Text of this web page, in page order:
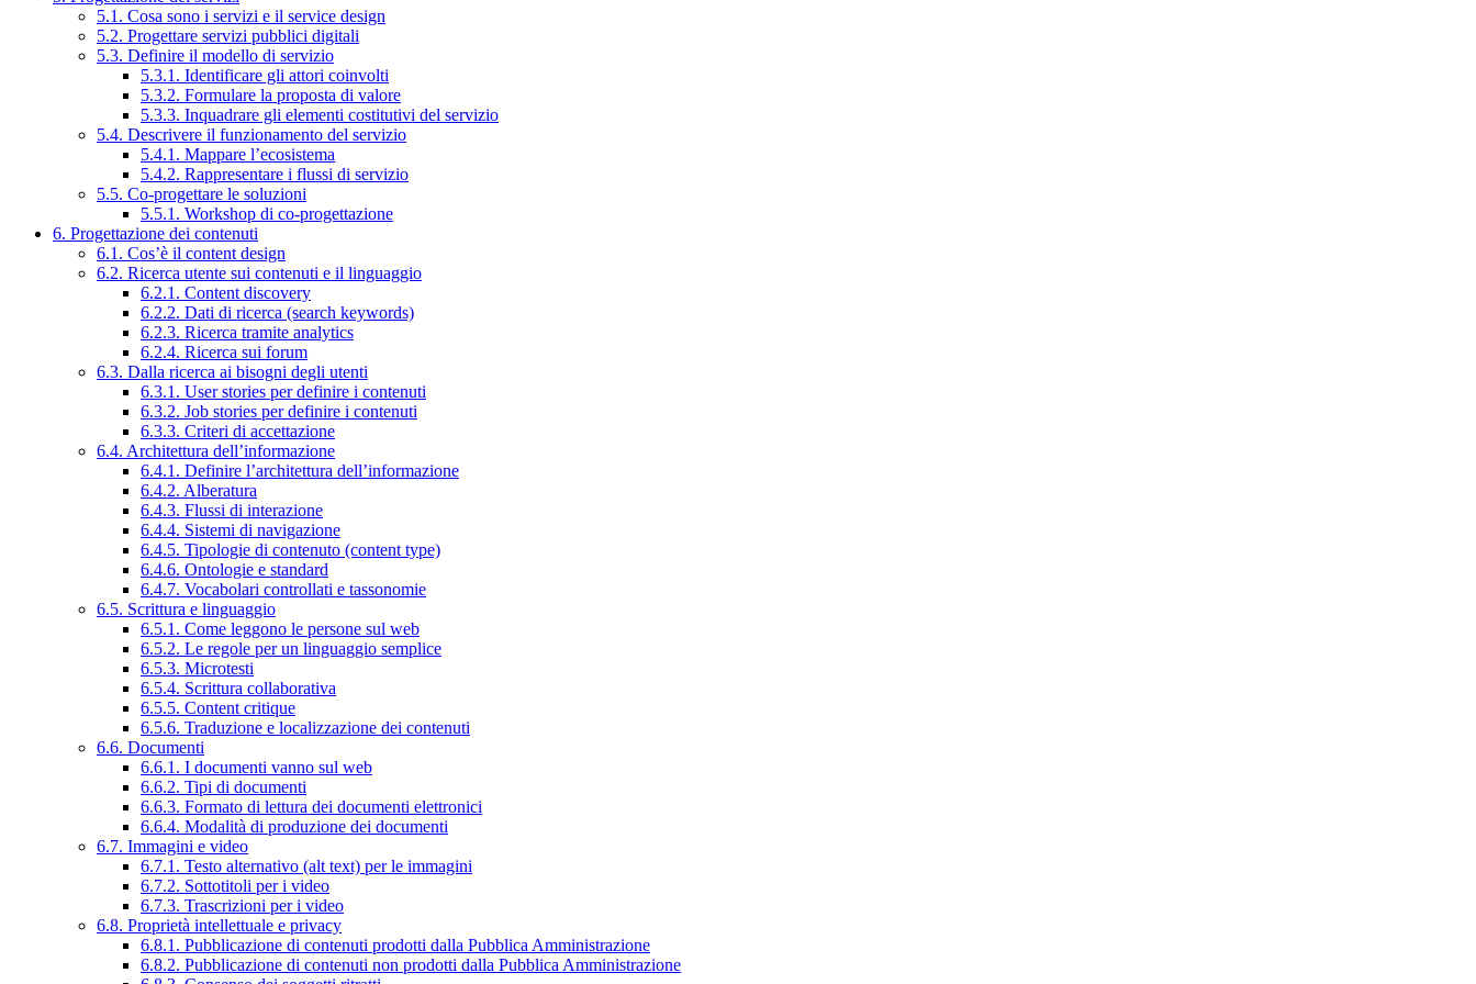
5.1. Cosa sono i servizi e il service design
5.2. Progettare servizi pubblici digitali
5.3. Definire il modello di servizio
5.3.1. Identificare gli attori coinvolti
5.3.2. Formulare la proposta di valore
5.3.3. Inquadrare gli elementi costitutivi del servizio
5.4. Descrivere il funzionamento del servizio
5.4.1. Mappare l’ecosistema
5.4.2. Rappresentare i flussi di servizio
5.5. Co-progettare le soluzioni
5.5.1. Workshop di co-progettazione
6. Progettazione dei contenuti
6.1. Cos’è il content design
6.2. Ricerca utente sui contenuti e il linguaggio
6.2.1. Content discovery
6.2.2. Dati di ricerca (search keywords)
6.2.3. Ricerca tramite analytics
6.2.4. Ricerca sui forum
6.3. Dalla ricerca ai bisogni degli utenti
6.3.1. User stories per definire i contenuti
6.3.2. Job stories per definire i contenuti
6.3.3. Criteri di accettazione
6.4. Architettura dell’informazione
6.4.1. Definire l’architettura dell’informazione
6.4.2. Alberatura
6.4.3. Flussi di interazione
6.4.4. Sistemi di navigazione
6.4.5. Tipologie di contenuto (content type)
6.4.6. Ontologie e standard
6.4.7. Vocabolari controllati e tassonomie
6.5. Scrittura e linguaggio
6.5.1. Come leggono le persone sul web
6.5.2. Le regole per un linguaggio semplice
6.5.3. Microtesti
6.5.4. Scrittura collaborativa
6.5.5. Content critique
6.5.6. Traduzione e localizzazione dei contenuti
6.6. Documenti
6.6.1. I documenti vanno sul web
6.6.2. Tipi di documenti
6.6.3. Formato di lettura dei documenti elettronici
6.6.4. Modalità di produzione dei documenti
6.7. Immagini e video
6.7.1. Testo alternativo (alt text) per le immagini
6.7.2. Sottotitoli per i video
6.7.3. Trascrizioni per i video
6.8. Proprietà intellettuale e privacy
6.8.1. Pubblicazione di contenuti prodotti dalla Pubblica Amministrazione
6.8.2. Pubblicazione di contenuti non prodotti dalla Pubblica Amministrazione